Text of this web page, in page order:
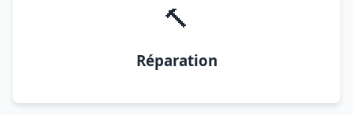
🔨
Réparation